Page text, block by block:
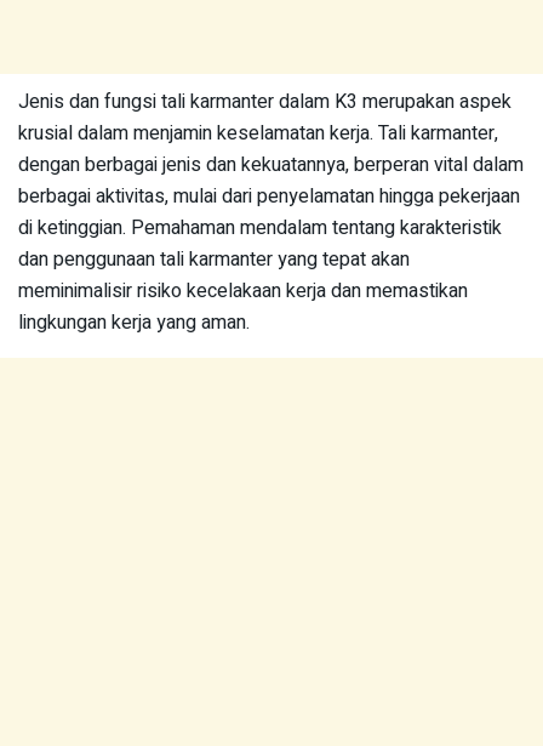
Jenis dan fungsi tali karmanter dalam K3 merupakan aspek
krusial dalam menjamin keselamatan kerja. Tali karmanter,
dengan berbagai jenis dan kekuatannya, berperan vital dalam
berbagai aktivitas, mulai dari penyelamatan hingga pekerjaan
di ketinggian. Pemahaman mendalam tentang karakteristik
dan penggunaan tali karmanter yang tepat akan
meminimalisir risiko kecelakaan kerja dan memastikan
lingkungan kerja yang aman.